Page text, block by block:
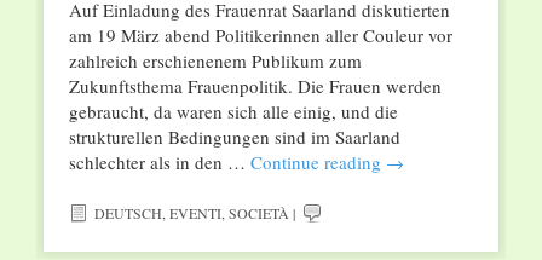
Auf Einladung des Frauenrat Saarland diskutierten
am 19 März abend Politikerinnen aller Couleur vor
zahlreich erschienenem Publikum zum
Zukunftsthema Frauenpolitik. Die Frauen werden
gebraucht, da waren sich alle einig, und die
strukturellen Bedingungen sind im Saarland
schlechter als in den … Continue reading →
DEUTSCH,EVENTI,SOCIETÀ |